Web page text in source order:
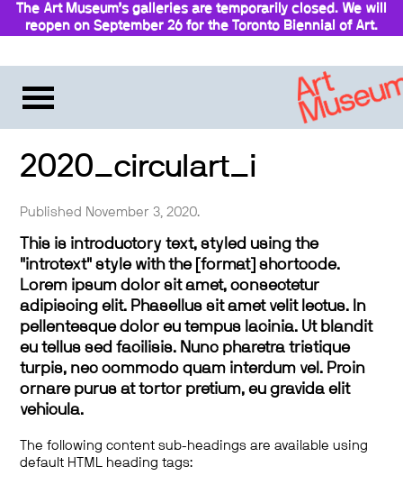
The Art Museum’s galleries are temporarily closed. We will
reopen on September 26 for the Toronto Biennial of Art.
2020_circulart_i
Published November 3, 2020.
This is introductory text, styled using the
"introtext" style with the [format] shortcode.
Lorem ipsum dolor sit amet, consectetur
adipiscing elit. Phasellus sit amet velit lectus. In
pellentesque dolor eu tempus lacinia. Ut blandit
eu tellus sed facilisis. Nunc pharetra tristique
turpis, nec commodo quam interdum vel. Proin
ornare purus at tortor pretium, eu gravida elit
vehicula.
The following content sub-headings are available using
default HTML heading tags: